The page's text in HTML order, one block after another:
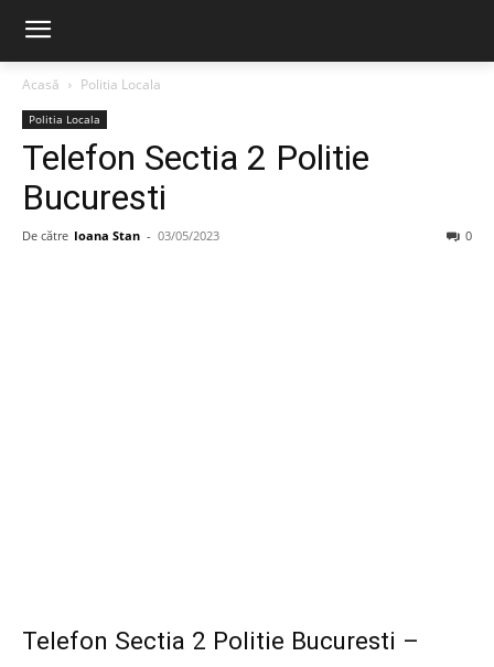
Acasă Politia Locala
Politia Locala
Telefon Sectia 2 Politie
Bucuresti
De către Ioana Stan - 03/05/2023 0
Telefon Sectia 2 Politie Bucuresti –